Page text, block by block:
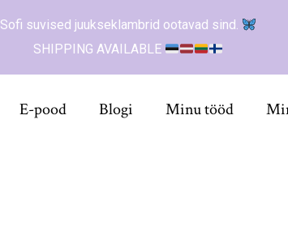
Sofi suvised juukseklambrid ootavad sind.
SHIPPING AVAILABLE
E-pood Blogi Minu tööd